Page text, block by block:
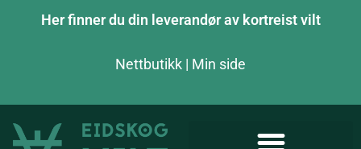
Her finner du din leverandør av kortreist vilt
Nettbutikk | Min side